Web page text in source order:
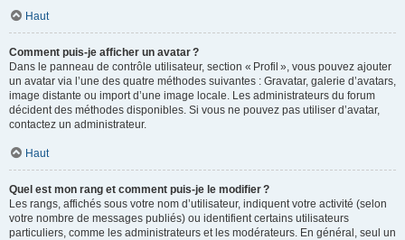
Haut
Comment puis-je afficher un avatar ?
Dans le panneau de contrôle utilisateur, section « Profil », vous pouvez ajouter
un avatar via l’une des quatre méthodes suivantes : Gravatar, galerie d’avatars,
image distante ou import d’une image locale. Les administrateurs du forum
décident des méthodes disponibles. Si vous ne pouvez pas utiliser d’avatar,
contactez un administrateur.
Haut
Quel est mon rang et comment puis-je le modifier ?
Les rangs, affichés sous votre nom d’utilisateur, indiquent votre activité (selon
votre nombre de messages publiés) ou identifient certains utilisateurs
particuliers, comme les administrateurs et les modérateurs. En général, seul un